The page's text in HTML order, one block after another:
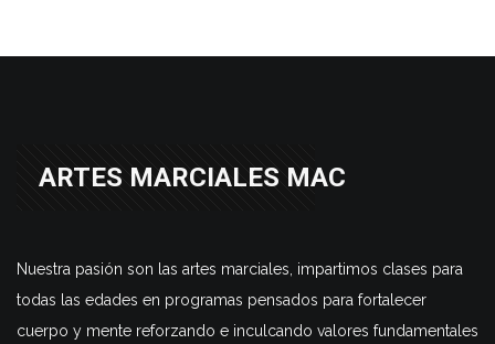
ARTES MARCIALES MAC
Nuestra pasión son las artes marciales, impartimos clases para
todas las edades en programas pensados para fortalecer
cuerpo y mente reforzando e inculcando valores fundamentales